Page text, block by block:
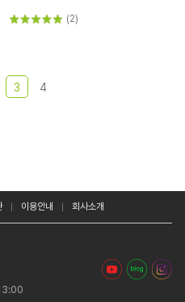
(2)
3 4
이용안내 회사소개